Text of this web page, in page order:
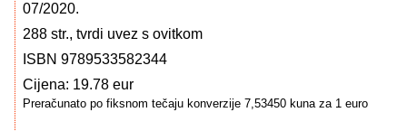
07/2020.
288 str., tvrdi uvez s ovitkom
ISBN 9789533582344
Cijena: 19.78 eur
Preračunato po fiksnom tečaju konverzije 7,53450 kuna za 1 euro